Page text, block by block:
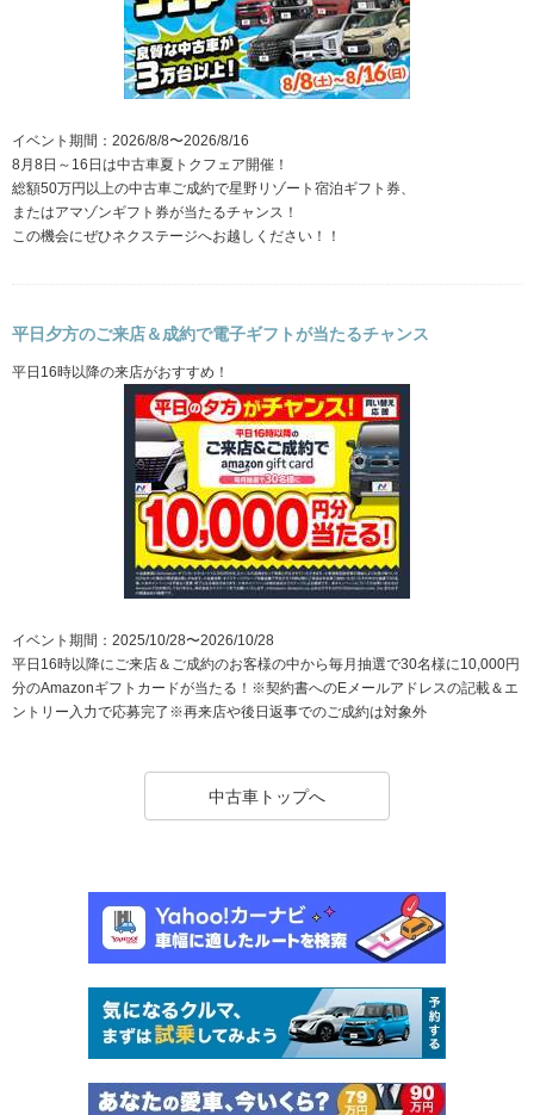
イベント期間：2026/8/8〜2026/8/16
8月8日～16日は中古車夏トクフェア開催！
総額50万円以上の中古車ご成約で星野リゾート宿泊ギフト券、
またはアマゾンギフト券が当たるチャンス！
この機会にぜひネクステージへお越しください！！
平日夕方のご来店＆成約で電子ギフトが当たるチャンス
平日16時以降の来店がおすすめ！
イベント期間：2025/10/28〜2026/10/28
平日16時以降にご来店＆ご成約のお客様の中から毎月抽選で30名様に10,000円
分のAmazonギフトカードが当たる！※契約書へのEメールアドレスの記載＆エ
ントリー入力で応募完了※再来店や後日返事でのご成約は対象外
中古車トップへ